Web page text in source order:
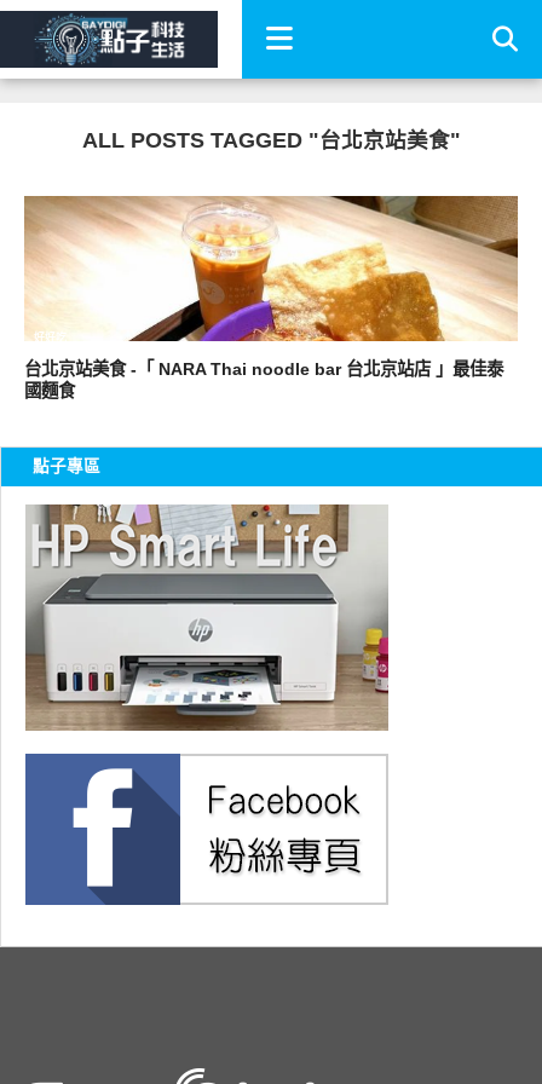
ALL POSTS TAGGED "台北京站美食"
好好吃
台北京站美食 -「 NARA Thai noodle bar 台北京站店 」最佳泰
國麵食
點子專區